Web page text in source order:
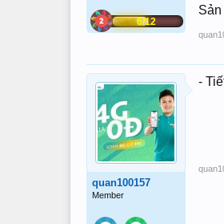
6/12
ko
quan100157
Member
-